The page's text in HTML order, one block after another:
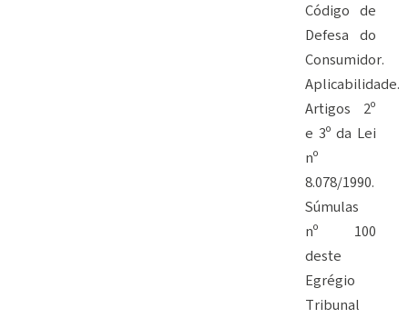
Código de
Defesa do
Consumidor.
Aplicabilidade.
Artigos 2º
e 3º da Lei
nº
8.078/1990.
Súmulas
nº 100
deste
Egrégio
Tribunal